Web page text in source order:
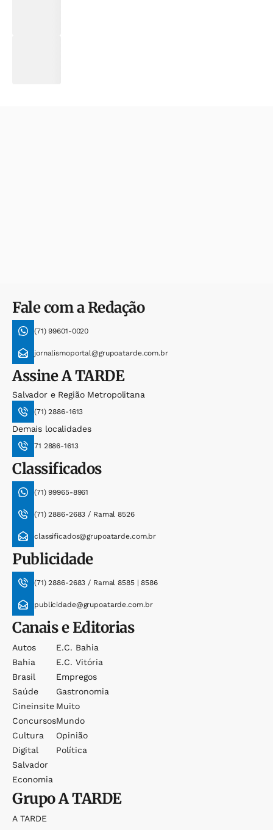
Fale com a Redação
(71) 99601-0020
jornalismoportal@grupoatarde.com.br
AssineA TARDE
Salvador e Região Metropolitana
(71) 2886-1613
Demais localidades
71 2886-1613
Classificados
(71) 99965-8961
(71) 2886-2683 / Ramal 8526
classificados@grupoatarde.com.br
Publicidade
(71) 2886-2683 / Ramal 8585 | 8586
publicidade@grupoatarde.com.br
Canais e Editorias
Autos
Bahia
Brasil
Saúde
Cineinsite
Concursos
Cultura
Digital
Salvador
Economia
E.c. Bahia
E.c. Vitória
Empregos
Gastronomia
Muito
Mundo
Opinião
Política
GrupoA TARDE
A TARDE